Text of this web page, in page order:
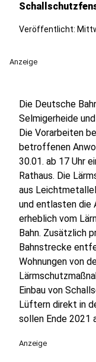
Veröffentlicht:
Anzeige
Die Deutsche
Selmigerheide
Die Vorarbeiten
betroffenen
30.01. ab 17 Uhr
Rathaus. Die
aus
und entlasten die
erheblich vom
Bahn. Zusätzlich
Bahnstrecke
Wohnungen von
Einbau von
Lüftern direkt in
sollen Ende 2021
Anzeige